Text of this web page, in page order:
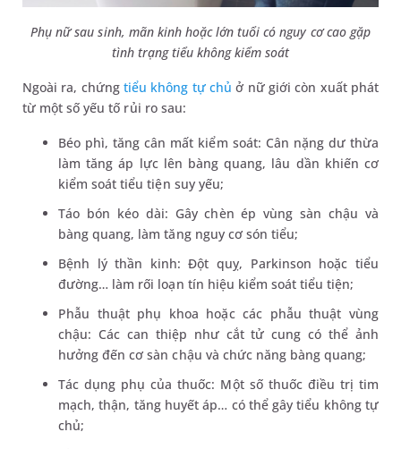
Phụ nữ sau sinh, mãn kinh hoặc lớn tuổi có nguy cơ cao gặp
tình trạng tiểu không kiểm soát
Ngoài ra, chứngtiểu không tự chủ ở nữ giới còn xuất phát
từ một số yếu tố rủi ro sau:
Béo phì, tăng cân mất kiểm soát: Cân nặng dư thừa
làm tăng áp lực lên bàng quang, lâu dần khiến cơ
kiểm soát tiểu tiện suy yếu;
Táo bón kéo dài: Gây chèn ép vùng sàn chậu và
bàng quang, làm tăng nguy cơ són tiểu;
Bệnh lý thần kinh: Đột quỵ, Parkinson hoặc tiểu
đường… làm rối loạn tín hiệu kiểm soát tiểu tiện;
Phẫu thuật phụ khoa hoặc các phẫu thuật vùng
chậu: Các can thiệp như cắt tử cung có thể ảnh
hưởng đến cơ sàn chậu và chức năng bàng quang;
Tác dụng phụ của thuốc: Một số thuốc điều trị tim
mạch, thận, tăng huyết áp… có thể gây tiểu không tự
chủ;